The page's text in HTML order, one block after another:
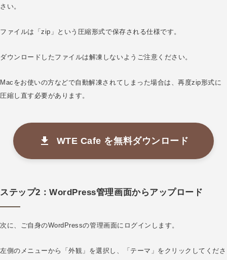
さい。
ファイルは「zip」という圧縮形式で保存される仕様です。
ダウンロードしたファイルは解凍しないようご注意ください。
Macをお使いの方などで自動解凍されてしまった場合は、再度zip形式に
圧縮し直す必要があります。
WTE Cafe を無料ダウンロード
ステップ2：WordPress管理画面からアップロード
次に、ご自身のWordPressの管理画面にログインします。
左側のメニューから「外観」を選択し、「テーマ」をクリックしてくださ